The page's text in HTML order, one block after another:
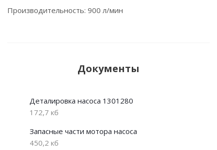
Производительность: 900 л/мин
Документы
Деталировка насоса 1301280
172,7 кб
Запасные части мотора насоса
450,2 кб